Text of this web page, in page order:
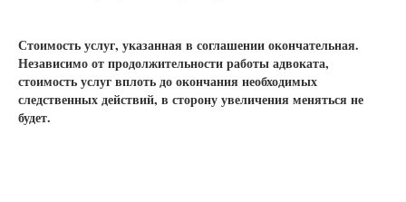
Стоимость услуг, указанная в соглашении окончательная.
Независимо от продолжительности работы адвоката,
стоимость услуг вплоть до окончания необходимых
следственных действий, в сторону увеличения меняться не
будет.